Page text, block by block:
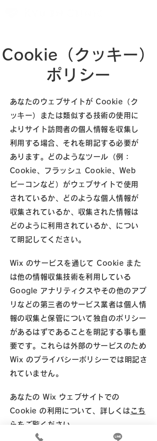
Cookie（クッキー）
ポリシー
あなたのウェブサイトが Cookie（ク
ッキー）または類似する技術の使用に
よりサイト訪問者の個人情報を収集し
利用する場合、それを明記する必要が
あります。どのようなツール（例：
Cookie、フラッシュ Cookie、Web
ビーコンなど）がウェブサイトで使用
されているか、どのような個人情報が
収集されているか、収集された情報は
どのように利用されているか、につい
て明記してください。
Wix のサービスを通じて Cookie また
は他の情報収集技術を利用している
Google アナリティクスやその他のアプ
リなどの第三者のサービス業者は個人情
報の収集と保管について独自のポリシー
があるはずであることを明記する事も重
要です。これらは外部のサービスのため
Wix のプライバシーポリシーでは明記さ
れていません。
あなたの Wix ウェブサイトでの
Cookie の利用について、詳しくは こち
ら をご覧ください。